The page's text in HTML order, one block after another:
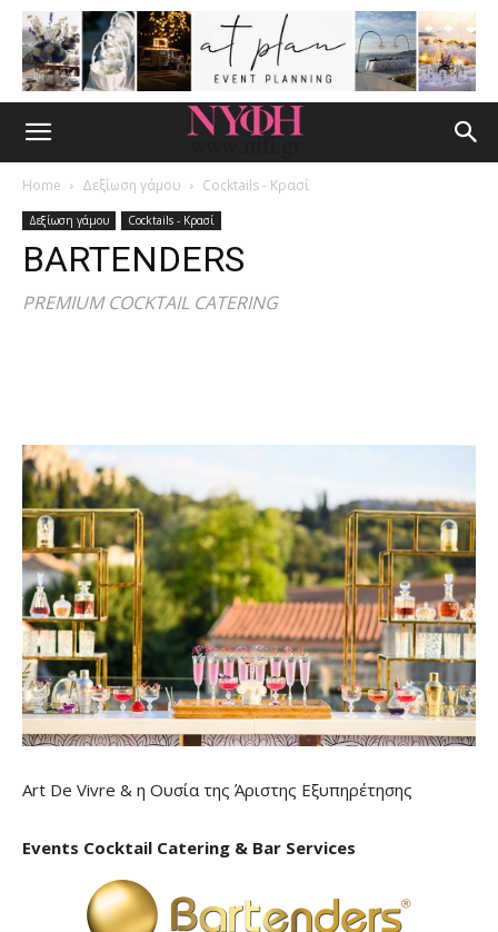
Home Δεξίωση γάμου Cocktails - Κρασί
Δεξίωση γάμου Cocktails - Κρασί
BARTENDERS
PREMIUM COCKTAIL CATERING
Art De Vivre & η Ουσία της Άριστης Εξυπηρέτησης
Events Cocktail Catering & Bar Services